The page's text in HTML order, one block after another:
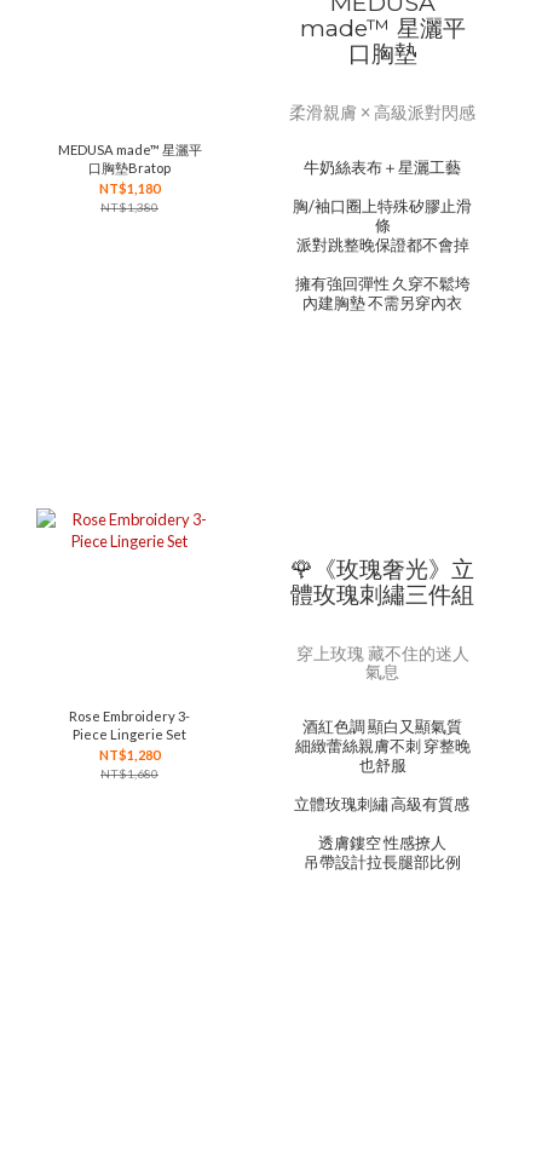
MEDUSA made™ 星灑平
口胸墊Bratop
NT$1,180
NT$1,380
made™ 星灑平
口胸墊
柔滑親膚 × 高級派對閃感
牛奶絲表布＋星灑工藝
胸/袖口圈上特殊矽膠止滑
條
派對跳整晚保證都不會掉
擁有強回彈性 久穿不鬆垮
內建胸墊 不需另穿內衣
Rose Embroidery 3-
Piece Lingerie Set
NT$1,280
NT$1,680
🌹《玫瑰奢光》立
體玫瑰刺繡三件組
穿上玫瑰 藏不住的迷人
氣息
酒紅色調 顯白又顯氣質
細緻蕾絲親膚不刺 穿整晚
也舒服
立體玫瑰刺繡 高級有質感
透膚鏤空 性感撩人
吊帶設計拉長腿部比例